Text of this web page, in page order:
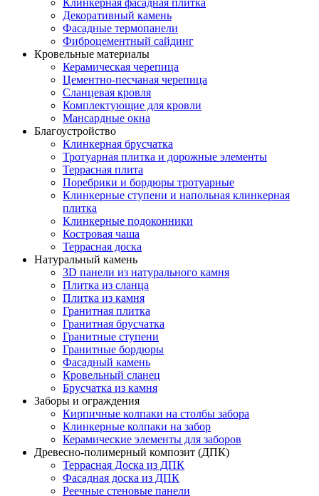
Клинкерная фасадная плитка
Декоративный камень
Фасадные термопанели
Фиброцементный сайдинг
Кровельные материалы
Керамическая черепица
Цементно-песчаная черепица
Сланцевая кровля
Комплектующие для кровли
Мансардные окна
Благоустройство
Клинкерная брусчатка
Тротуарная плитка и дорожные элементы
Террасная плита
Поребрики и бордюры тротуарные
Клинкерные ступени и напольная клинкерная
плитка
Клинкерные подоконники
Костровая чаша
Террасная доска
Натуральный камень
3D панели из натурального камня
Плитка из сланца
Плитка из камня
Гранитная плитка
Гранитная брусчатка
Гранитные ступени
Гранитные бордюры
Фасадный камень
Кровельный сланец
Брусчатка из камня
Заборы и ограждения
Кирпичные колпаки на столбы забора
Клинкерные колпаки на забор
Керамические элементы для заборов
Древесно-полимерный композит (ДПК)
Террасная Доска из ДПК
Фасадная доска из ДПК
Реечные стеновые панели